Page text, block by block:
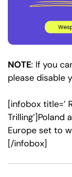
NOTE: If you
please disable
[infobox title=’
Europe set to
[/infobox]